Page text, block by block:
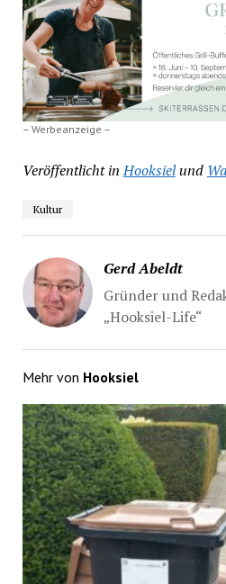
– Werbeanzeige –
Veröffentlicht in Hooksielund
Kultur
Gerd Abeldt
Gründer und
„Hooksiel-Life“
Mehr von Hooksiel